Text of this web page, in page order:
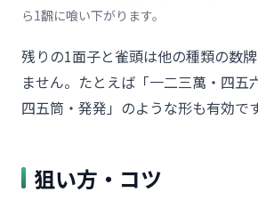
ら1飜に喰い下がります。
残りの1面子と雀頭は他の種類の数
ません。たとえば「一二三萬・四五
四五筒・発発」のような形も有効です
狙い方・コツ